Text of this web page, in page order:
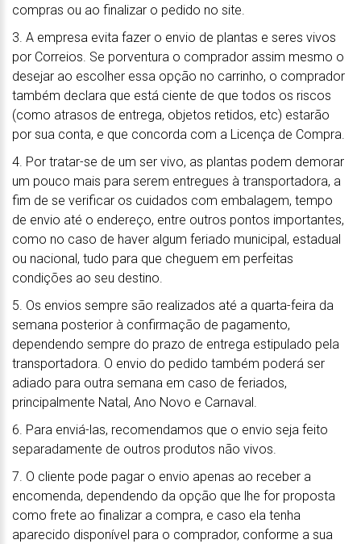
compras ou ao finalizar o pedido no site.
3. A empresa evita fazer o envio de plantas e seres vivos
por Correios. Se porventura o comprador assim mesmo o
desejar ao escolher essa opção no carrinho, o comprador
também declara que está ciente de que todos os riscos
(como atrasos de entrega, objetos retidos, etc) estarão
por sua conta, e que concorda com a Licença de Compra.
4. Por tratar-se de um ser vivo, as plantas podem demorar
um pouco mais para serem entregues à transportadora, a
fim de se verificar os cuidados com embalagem, tempo
de envio até o endereço, entre outros pontos importantes,
como no caso de haver algum feriado municipal, estadual
ou nacional, tudo para que cheguem em perfeitas
condições ao seu destino.
5. Os envios sempre são realizados até a quarta-feira da
semana posterior à confirmação de pagamento,
dependendo sempre do prazo de entrega estipulado pela
transportadora. O envio do pedido também poderá ser
adiado para outra semana em caso de feriados,
principalmente Natal, Ano Novo e Carnaval.
6. Para enviá-las, recomendamos que o envio seja feito
separadamente de outros produtos não vivos.
7. O cliente pode pagar o envio apenas ao receber a
encomenda, dependendo da opção que lhe for proposta
como frete ao finalizar a compra, e caso ela tenha
aparecido disponível para o comprador, conforme a sua